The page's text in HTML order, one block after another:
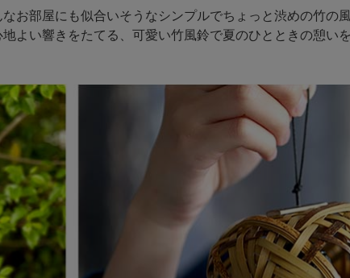
お部屋にも似合いそうなシンプルでちょっと渋めの竹の
い響きをたてる、可愛い竹風鈴で夏のひとときの憩いを